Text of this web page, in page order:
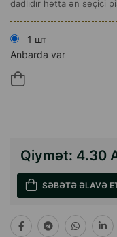
dadlıdır hətta ən seçici
1 шт
Anbarda var
Qiymət: 4.30
SƏBƏTƏ ƏLAVƏ